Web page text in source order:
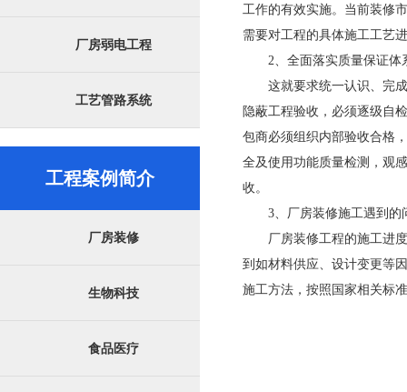
厂房弱电工程
工艺管路系统
工程案例简介
厂房装修
生物科技
食品医疗
工作的有效实施。当前装修
需要对工程的具体施工工艺
2、全面落实质量保证体
这就要求统一认识、完
隐蔽工程验收，必须逐级自
包商必须组织内部验收合格
全及使用功能质量检测，观
收。
3、厂房装修施工遇到的
厂房装修工程的施工进
到如材料供应、设计变更等
施工方法，按照国家相关标